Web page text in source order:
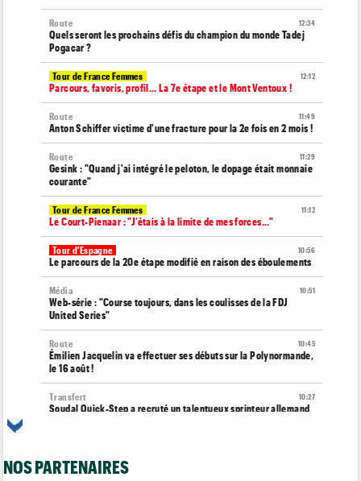
12:34
Route
Quels seront les prochains défis du champion du monde Tadej
Pogacar ?
12:12
Tour de France Femmes
Parcours, favoris, profil… La 7e étape et le Mont Ventoux !
11:49
Route
Anton Schiffer victime d'une fracture pour la 2e fois en 2 mois !
11:29
Route
Gesink : "Quand j'ai intégré le peloton, le dopage était monnaie
courante"
11:12
Tour de France Femmes
Le Court-Pienaar : "J’étais à la limite de mes forces..."
10:56
Tour d'Espagne
Le parcours de la 20e étape modifié en raison des éboulements
10:51
Média
Web-série : "Course toujours, dans les coulisses de la FDJ
United Series"
10:45
Route
Émilien Jacquelin va effectuer ses débuts sur la Polynormande,
le 16 août !
10:27
Transfert
Soudal Quick-Step a recruté un talentueux sprinteur allemand
Célia Géry, 5e à domicile : "J'ai tout donné..."
NOS PARTENAIRES